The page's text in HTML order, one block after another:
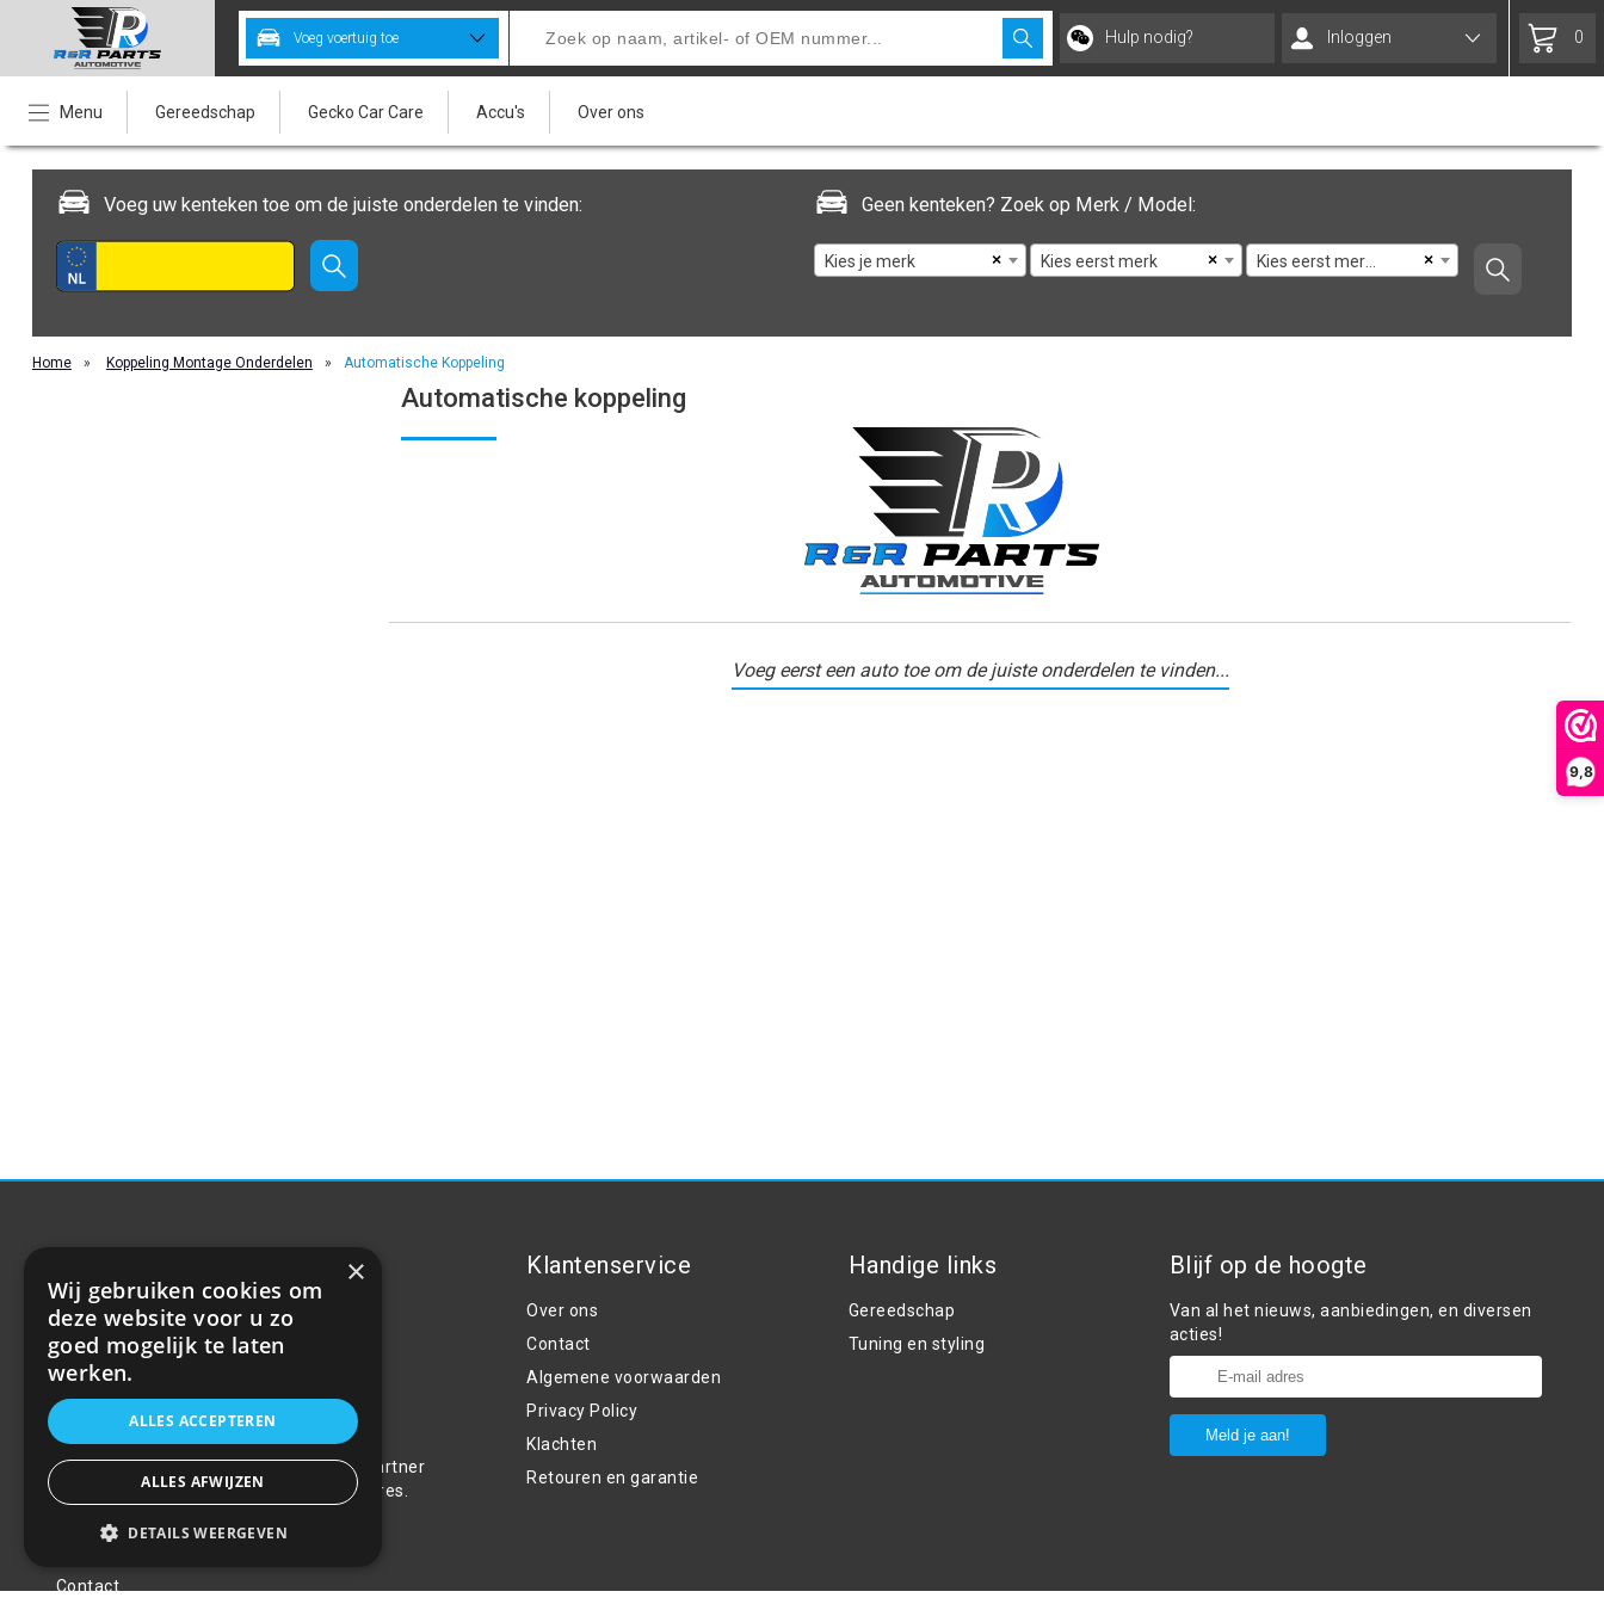
9,8
Voeg voertuig toe Hulp nodig? Inloggen 0
Menu Gereedschap Gecko Car Care Accu's Over ons
Voeg uw kenteken toe om de juiste onderdelen te vinden: Geen kenteken? Zoek op Merk / Model:
×
Kies je merk ×
Kies eerst merk ×
Home » Koppeling Montage Onderdelen » Automatische Koppeling
Automatische koppeling
Voeg eerst een auto toe om de juiste onderdelen te vinden...
Over ons
Welkom bij R&R Parts Automotive, uw partner
voor de aanschaf van alle auto accessoires.
service & prijs te bieden.
Contact
Klantenservice
Over ons
Contact
Algemene voorwaarden
Privacy Policy
Klachten
Retouren en garantie
Handige links
Gereedschap
Tuning en styling
Blijf op de hoogte
Van al het nieuws, aanbiedingen, en diversen
acties!
×
Wij gebruiken cookies om
deze website voor u zo
goed mogelijk te laten
werken.
ALLES ACCEPTEREN
ALLES AFWIJZEN
DETAILS WEERGEVEN